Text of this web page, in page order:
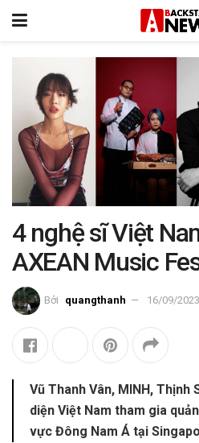
4 nghệ sĩ Việt
AXEAN Music
Bởi quangthanh 16/09/2023
Vũ Thanh Vân, MINH, Thịnh
diện Việt Nam tham gia
vực Đông Nam Á tại